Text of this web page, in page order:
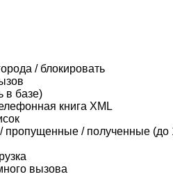
/ блокировать
в базе)
книга XML
/ полученные (до
вызова